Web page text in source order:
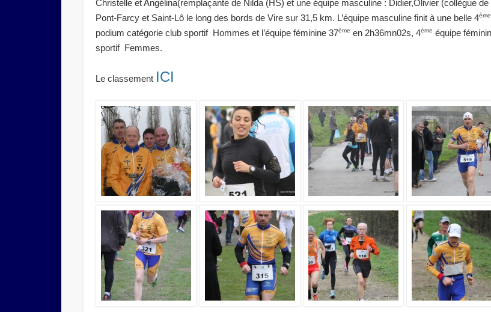
Christelle et Angélina(remplaçante de Nilda (HS) et une équipe masculine : Didier,Olivier (collègue
Pont-Farcy et Saint-Lô le long des bords de Vire sur 31,5 km. L’équipe masculine finit à une belle 4ème
podium catégorie club sportif Hommes et l’équipe féminine 37ème en 2h36mn02s, 4ème équipe
sportif Femmes.
Le classement ICI